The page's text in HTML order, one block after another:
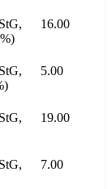
16.00
5.00
19.00
7.00